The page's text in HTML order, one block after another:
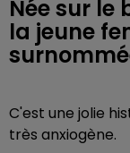
Née sur le
la jeune
C'est une jolie
très anxiogène.